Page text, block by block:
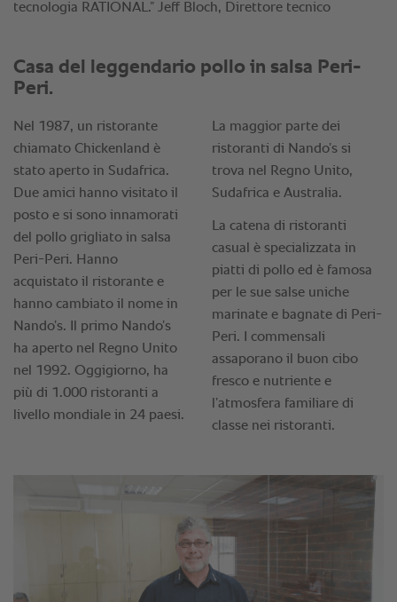
tecnologia RATIONAL.” Jeff Bloch, Direttore tecnico